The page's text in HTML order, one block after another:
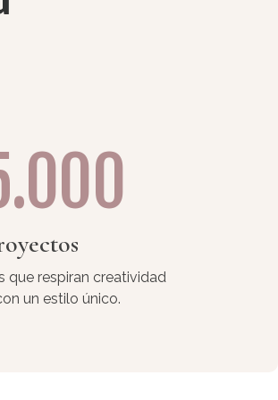
que respiran creatividad
un estilo único.